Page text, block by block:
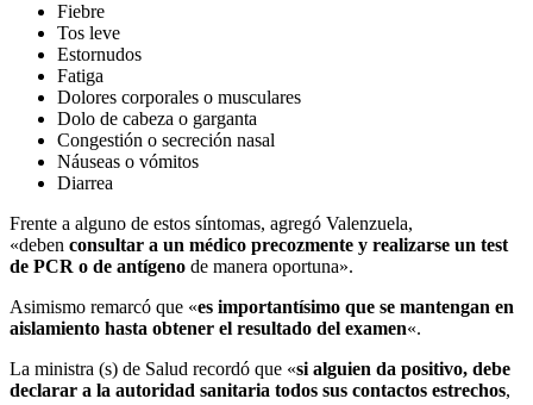
Fiebre
Tos leve
Estornudos
Fatiga
Dolores corporales o musculares
Dolo de cabeza o garganta
Congestión o secreción nasal
Náuseas o vómitos
Diarrea
Frente a alguno de estos síntomas, agregó Valenzuela,
«deben consultar a un médico precozmente y realizarse un test
de PCR o de antígeno de manera oportuna».
Asimismo remarcó que «es importantísimo que se mantengan en
aislamiento hasta obtener el resultado del examen«.
La ministra (s) de Salud recordó que «si alguien da positivo, debe
declarar a la autoridad sanitaria todos sus contactos estrechos,